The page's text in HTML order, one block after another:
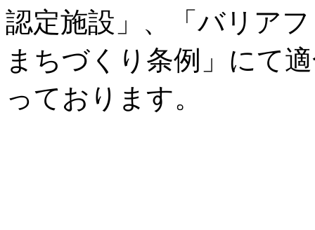
認定施設」、「バリア
まちづくり条例」にて
っております。